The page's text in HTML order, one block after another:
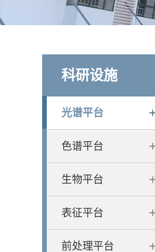
科研设施
光谱平台
色谱平台
生物平台
表征平台
前处理平台